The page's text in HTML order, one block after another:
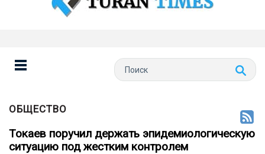
ОБЩЕСТВО
Токаев поручил держать эпидемиологическую
ситуацию под жестким контролем